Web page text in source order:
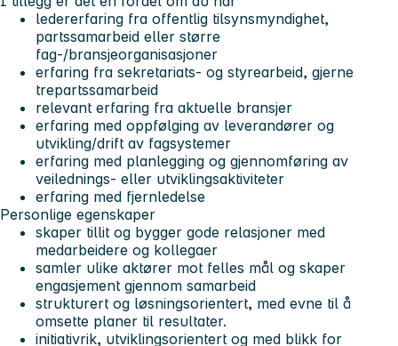
ledererfaring fra offentlig tilsynsmyndighet,
partssamarbeid eller større
fag-/bransjeorganisasjoner
erfaring fra sekretariats- og styrearbeid, gjerne
trepartssamarbeid
relevant erfaring fra aktuelle bransjer
erfaring med oppfølging av leverandører og
utvikling/drift av fagsystemer
erfaring med planlegging og gjennomføring av
veilednings- eller utviklingsaktiviteter
erfaring med fjernledelse
Personlige egenskaper
skaper tillit og bygger gode relasjoner med
medarbeidere og kollegaer
samler ulike aktører mot felles mål og skaper
engasjement gjennom samarbeid
strukturert og løsningsorientert, med evne til å
omsette planer til resultater.
initiativrik, utviklingsorientert og med blikk for